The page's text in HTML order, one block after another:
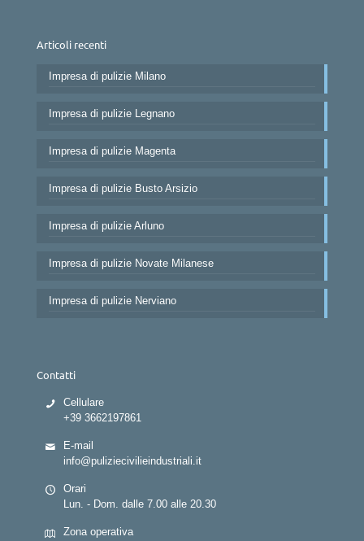
Articoli recenti
Impresa di pulizie Milano
Impresa di pulizie Legnano
Impresa di pulizie Magenta
Impresa di pulizie Busto Arsizio
Impresa di pulizie Arluno
Impresa di pulizie Novate Milanese
Impresa di pulizie Nerviano
Contatti
Cellulare
+39 3662197861
E-mail
info@puliziecivilieindustriali.it
Orari
Lun. - Dom. dalle 7.00 alle 20.30
Zona operativa